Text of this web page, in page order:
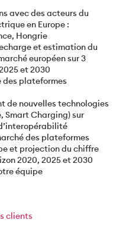
avec des acteurs du
en Europe :
Hongrie
et estimation du
européen sur 3
et 2030
des plateformes
de nouvelles technologies
Smart Charging) sur
des plateformes
et projection du chiffre
2020, 2025 et 2030
équipe
clients